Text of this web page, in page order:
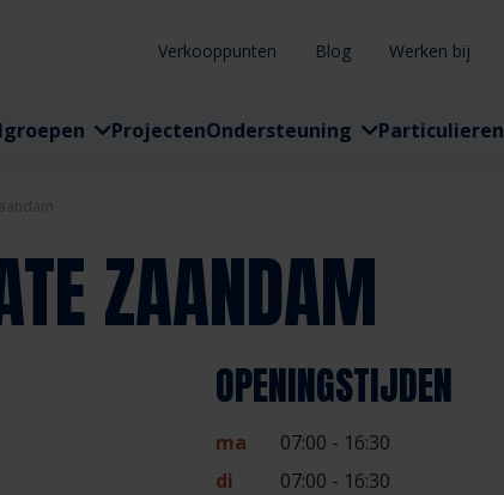
Verkooppunten Blog Werken bij
ProjectenOndersteuning Particulieren
ZAANDAM
OPENINGSTIJDEN
ma
07:00 - 16:30
di
07:00 - 16:30